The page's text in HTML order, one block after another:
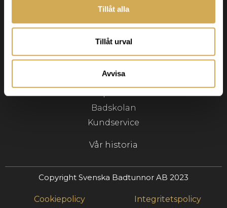
Tillåt alla
Tillåt urval
Avvisa
Badtunnor
Terrasspool
Tillbehör
Badskolan
Kundservice
Vår historia
Copyright Svenska Badtunnor AB 2023
Cookiepolicy Integritetspolicy